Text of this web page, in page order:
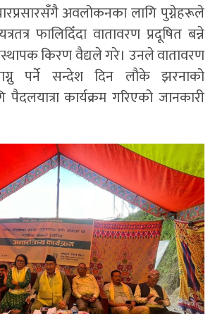
अवलोकनका लागि पुग्नेहरूले
फालिदिँदा वातावरण प्रदूषित बन्ने
किरण वैद्यले गरे। उनले वातावरण
पर्ने सन्देश दिन लौके झरनाको
कार्यक्रम गरिएको जानकारी